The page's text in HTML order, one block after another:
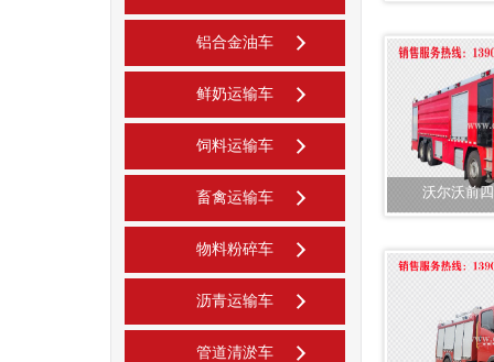
铝合金油车
鲜奶运输车
饲料运输车
畜禽运输车
物料粉碎车
沥青运输车
管道清淤车
沃尔沃前